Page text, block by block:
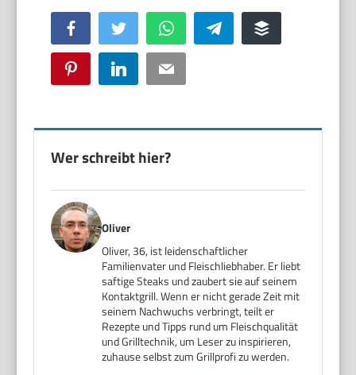
Facebook Twitter WhatsApp Telegram Buffer
Pinterest LinkedIn Email
Wer schreibt hier?
Oliver
Oliver, 36, ist leidenschaftlicher
Familienvater und Fleischliebhaber. Er liebt
saftige Steaks und zaubert sie auf seinem
Kontaktgrill. Wenn er nicht gerade Zeit mit
seinem Nachwuchs verbringt, teilt er
Rezepte und Tipps rund um Fleischqualität
und Grilltechnik, um Leser zu inspirieren,
zuhause selbst zum Grillprofi zu werden.